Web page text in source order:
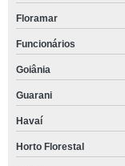
Floramar
Funcionários
Goiânia
Guarani
Havaí
Horto Florestal